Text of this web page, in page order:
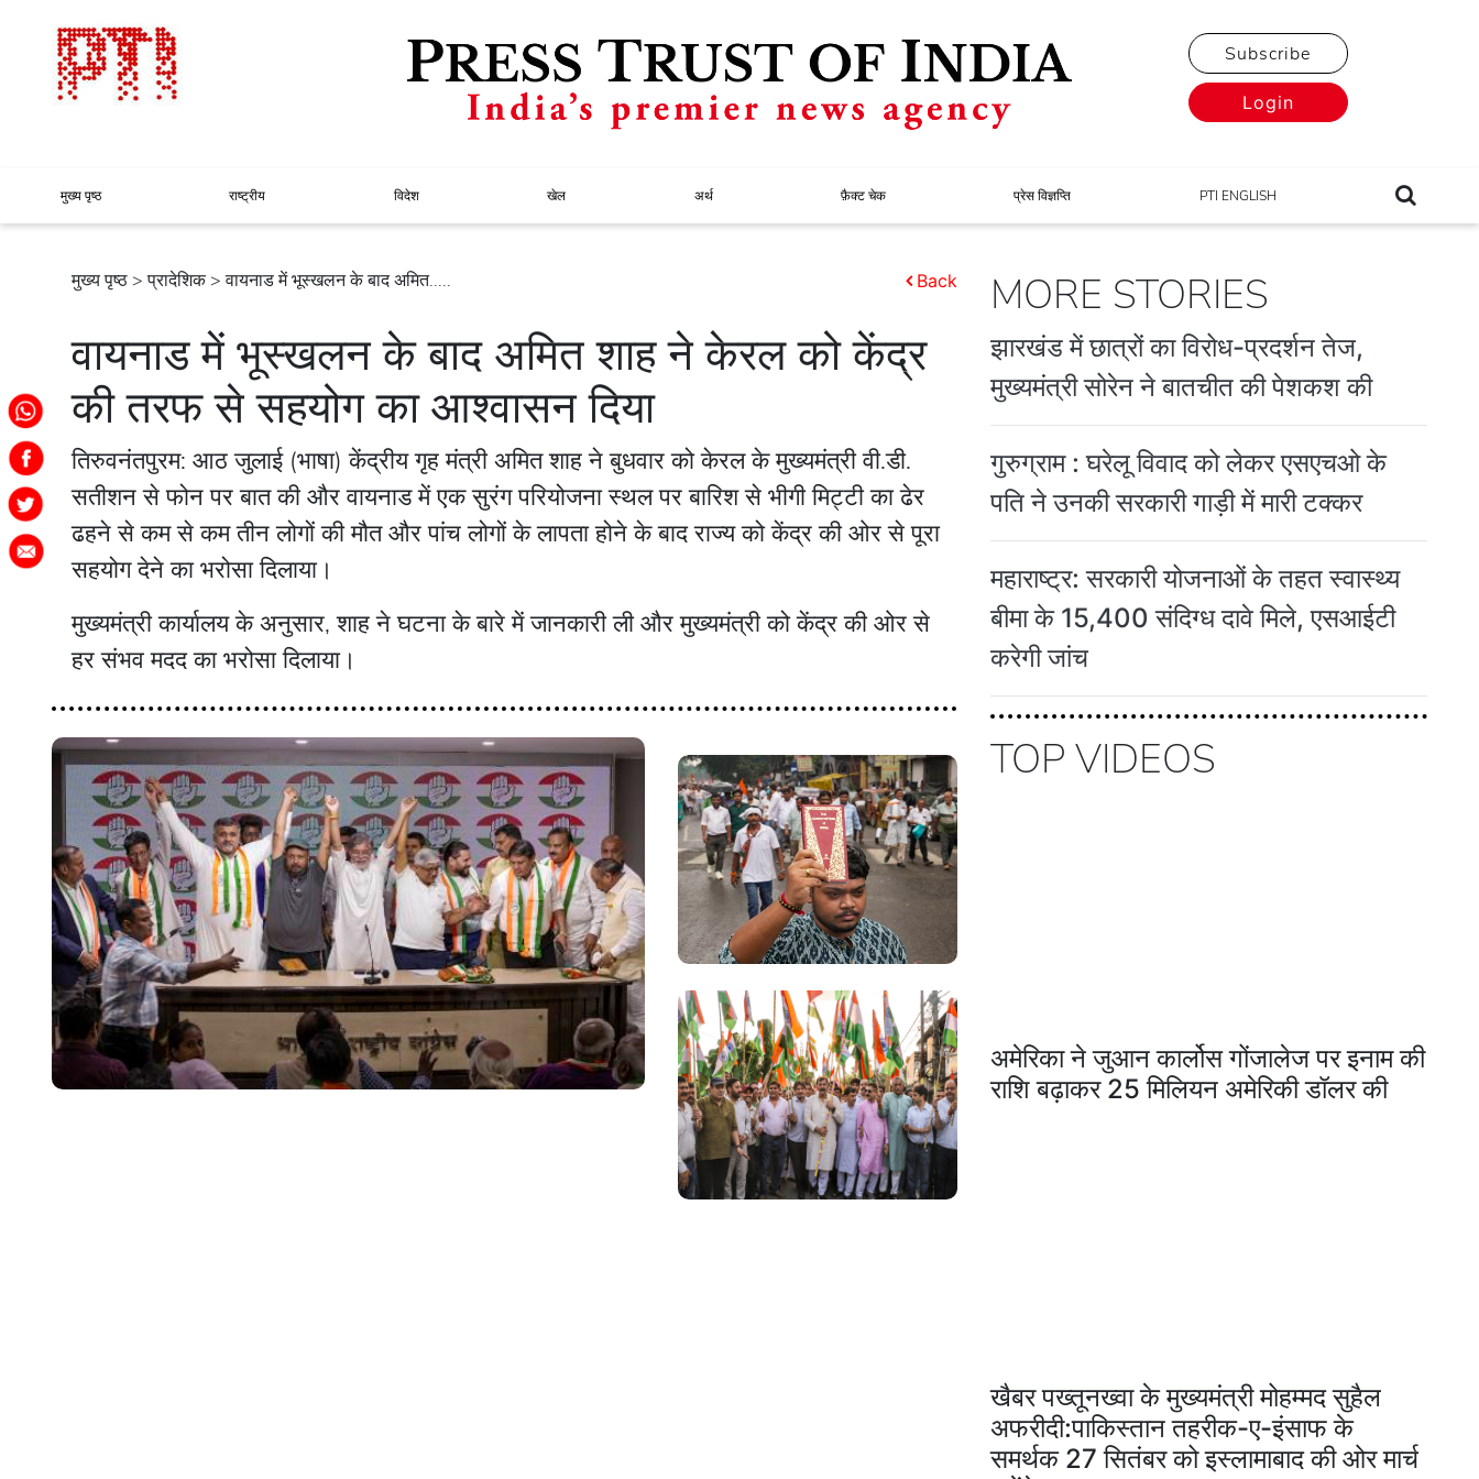
Subscribe
Login
मुख्य पृष्ठ राष्ट्रीय विदेश खेल अर्थ फ़ैक्ट चेक प्रेस विज्ञप्ति PTI ENGLISH
मुख्य पृष्ठ >प्रादेशिक> वायनाड में भूस्खलन के बाद अमित..... Back
वायनाड में भूस्खलन के बाद अमित शाह ने केरल को केंद्र
की तरफ से सहयोग का आश्वासन दिया
तिरुवनंतपुरम: आठ जुलाई (भाषा) केंद्रीय गृह मंत्री अमित शाह ने बुधवार को केरल के मुख्यमंत्री वी.डी.
सतीशन से फोन पर बात की और वायनाड में एक सुरंग परियोजना स्थल पर बारिश से भीगी मिट्टी का ढेर
ढहने से कम से कम तीन लोगों की मौत और पांच लोगों के लापता होने के बाद राज्य को केंद्र की ओर से पूरा
सहयोग देने का भरोसा दिलाया।
मुख्यमंत्री कार्यालय के अनुसार, शाह ने घटना के बारे में जानकारी ली और मुख्यमंत्री को केंद्र की ओर से
हर संभव मदद का भरोसा दिलाया।
MORE STORIES
झारखंड में छात्रों का विरोध-प्रदर्शन तेज,
मुख्यमंत्री सोरेन ने बातचीत की पेशकश की
गुरुग्राम : घरेलू विवाद को लेकर एसएचओ के
पति ने उनकी सरकारी गाड़ी में मारी टक्कर
महाराष्ट्र: सरकारी योजनाओं के तहत स्वास्थ्य
बीमा के 15,400 संदिग्ध दावे मिले, एसआईटी
करेगी जांच
TOP VIDEOS
अमेरिका ने जुआन कार्लोस गोंजालेज पर इनाम की
राशि बढ़ाकर 25 मिलियन अमेरिकी डॉलर की
खैबर पख्तूनख्वा के मुख्यमंत्री मोहम्मद सुहैल
अफरीदी:पाकिस्तान तहरीक-ए-इंसाफ के
समर्थक 27 सितंबर को इस्लामाबाद की ओर मार्च